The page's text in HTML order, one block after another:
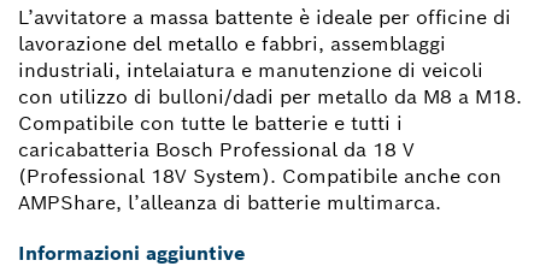
L’avvitatore a massa battente è ideale per officine di
lavorazione del metallo e fabbri, assemblaggi
industriali, intelaiatura e manutenzione di veicoli
con utilizzo di bulloni/dadi per metallo da M8 a M18.
Compatibile con tutte le batterie e tutti i
caricabatteria Bosch Professional da 18 V
(Professional 18V System). Compatibile anche con
AMPShare, l’alleanza di batterie multimarca.
Informazioni aggiuntive